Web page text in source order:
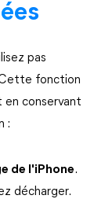
pas
Cette fonction
conservant
:
de l'iPhone.
décharger.